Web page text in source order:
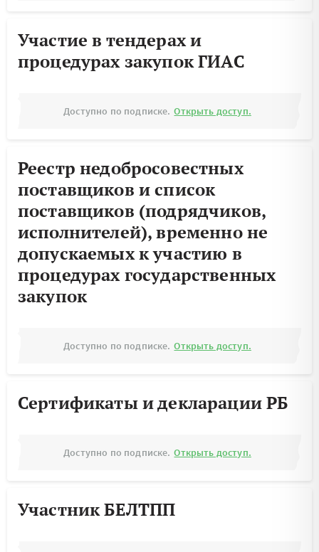
Участие в тендерах и
процедурах закупок ГИАС
Доступно по подписке. Открыть доступ.
Реестр недобросовестных
поставщиков и список
поставщиков (подрядчиков,
исполнителей), временно не
допускаемых к участию в
процедурах государственных
закупок
Доступно по подписке. Открыть доступ.
Сертификаты и декларации РБ
Доступно по подписке. Открыть доступ.
Участник БЕЛТПП